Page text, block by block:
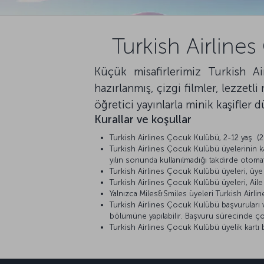
Turkish
Küçük misafirlerimiz Turkish
hazırlanmış, çizgi filmler,
öğretici yayınlarla minik kaşifler
Kurallar ve koşullar
Turkish Airlines Çocuk Kulübü, 2-12 yaş
Turkish Airlines Çocuk Kulübü üyelerinin
yılın sonunda kullanılmadığı takdirde
Turkish Airlines Çocuk Kulübü üyeleri, üye
Turkish Airlines Çocuk Kulübü üyeleri, Aile
Yalnızca Miles&Smiles üyeleri Turkish
Turkish Airlines Çocuk Kulübü başvuruları
bölümüne yapılabilir. Başvuru sürecinde
Turkish Airlines Çocuk Kulübü üyelik kartı